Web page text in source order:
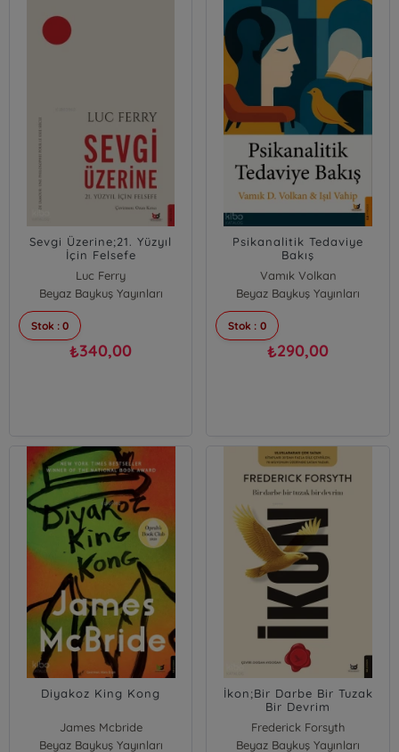
Sevgi Üzerine;21. Yüzyıl
İçin Felsefe
Luc Ferry
Beyaz Baykuş Yayınları
Stok : 0
₺340,00
Psikanalitik Tedaviye
Bakış
Vamık Volkan
Işıl Vahip
Beyaz Baykuş Yayınları
Stok : 0
₺290,00
Diyakoz King Kong
James Mcbride
Beyaz Baykuş Yayınları
İkon;Bir Darbe Bir Tuzak
Bir Devrim
Frederick Forsyth
Beyaz Baykuş Yayınları